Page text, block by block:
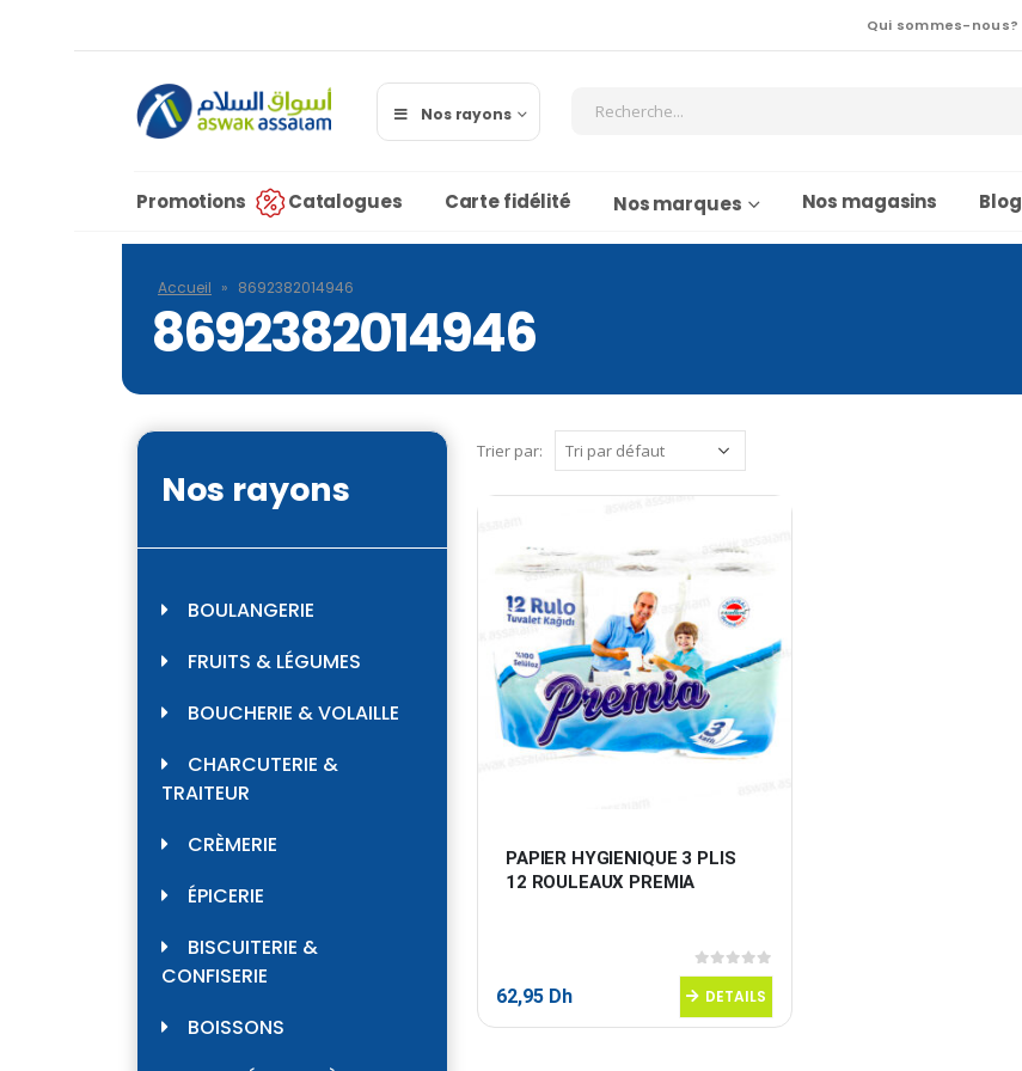
Qui sommes-nous?
Nos rayons
Promotions Catalogues Carte fidélité Nos marques Nos magasins Blog
Accueil » 8692382014946
8692382014946
Trier par:
PAPIER HYGIENIQUE 3 PLIS
12 ROULEAUX PREMIA
0sur 5
62,95 Dh DETAILS
Nos rayons
BOULANGERIE
FRUITS & LÉGUMES
BOUCHERIE & VOLAILLE
CHARCUTERIE &
TRAITEUR
CRÈMERIE
ÉPICERIE
BISCUITERIE &
CONFISERIE
BOISSONS